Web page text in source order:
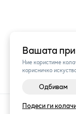
Вашата
Ние користиме
корисничко
Одбивам
Подеси ги